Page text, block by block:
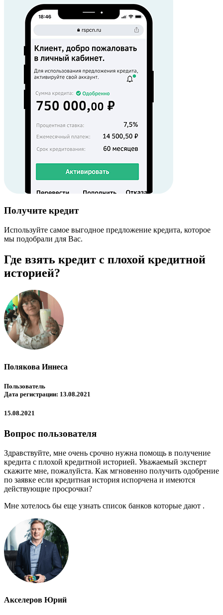
Получите кредит
Используйте самое выгодное предложение кредита, которое
мы подобрали для Вас.
Где взять кредит с плохой кредитной
историей?
Полякова Иннеса
Пользователь
Дата регистрации: 13.08.2021
15.08.2021
Вопрос пользователя
Здравствуйте, мне очень срочно нужна помощь в получение
кредита с плохой кредитной историей. Уважаемый эксперт
скажите мне, пожалуйста. Как мгновенно получить одобрение
по заявке если кредитная история испорчена и имеются
действующие просрочки?
Мне хотелось бы еще узнать список банков которые дают .
Акселеров Юрий